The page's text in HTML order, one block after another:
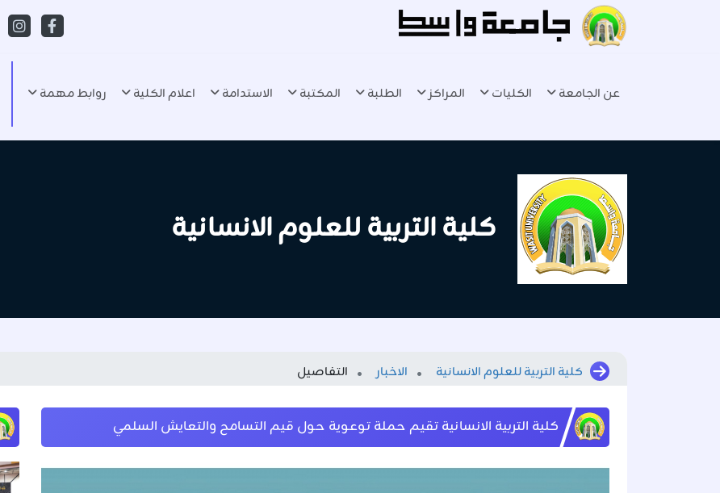
عن الجامعة الكليات المراكز الطلبة المكتبة الاستدامة اعلام الكلية روابط مهمة
كلية التربية للعلوم الانسانية
كلية التربية للعلوم الانسانية الاخبار التفاصيل
كلية التربية الانسانية تقيم حملة توعوية حول قيم التسامح والتعايش السلمي